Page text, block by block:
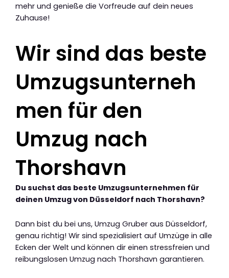
mehr und genieße die Vorfreude auf dein neues
Zuhause!
Wir sind das beste
Umzugsunterneh
men für den
Umzug nach
Thorshavn
Du suchst das beste Umzugsunternehmen für
deinen Umzug von Düsseldorf nach Thorshavn?
Dann bist du bei uns, Umzug Gruber aus Düsseldorf,
genau richtig! Wir sind spezialisiert auf Umzüge in alle
Ecken der Welt und können dir einen stressfreien und
reibungslosen Umzug nach Thorshavn garantieren.